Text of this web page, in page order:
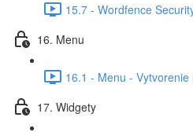
15.7 - Wordfence
16. Menu
16.1 - Menu - Vytvorenie
17. Widgety